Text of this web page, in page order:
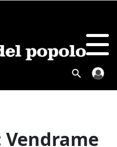
Vendrame